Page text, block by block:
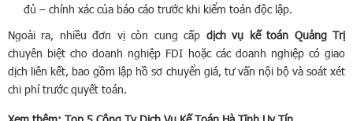
đủ – chính xác của báo cáo trước khi kiểm toán độc lập.
Ngoài ra, nhiều đơn vị còn cung cấp dịch vụ kế toán Quảng Trị
chuyên biệt cho doanh nghiệp FDI hoặc các doanh nghiệp có giao
dịch liên kết, bao gồm lập hồ sơ chuyển giá, tư vấn nội bộ và soát xét
chi phí trước quyết toán.